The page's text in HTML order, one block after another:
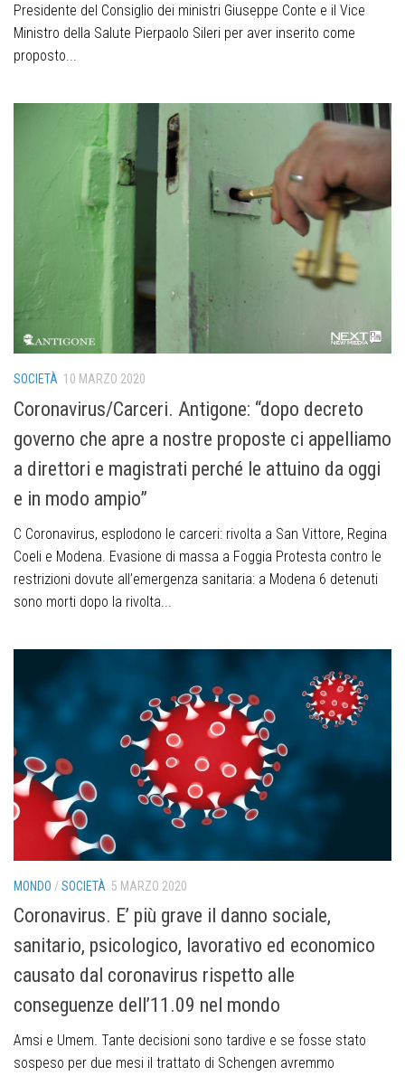
Presidente del Consiglio dei ministri Giuseppe Conte e il Vice
Ministro della Salute Pierpaolo Sileri per aver inserito come
proposto...
SOCIETÀ 10 MARZO 2020
Coronavirus/Carceri. Antigone: “dopo decreto
governo che apre a nostre proposte ci appelliamo
a direttori e magistrati perché le attuino da oggi
e in modo ampio”
C Coronavirus, esplodono le carceri: rivolta a San Vittore, Regina
Coeli e Modena. Evasione di massa a Foggia Protesta contro le
restrizioni dovute all’emergenza sanitaria: a Modena 6 detenuti
sono morti dopo la rivolta...
MONDO /SOCIETÀ 5 MARZO 2020
Coronavirus. E’ più grave il danno sociale,
sanitario, psicologico, lavorativo ed economico
causato dal coronavirus rispetto alle
conseguenze dell’11.09 nel mondo
Amsi e Umem. Tante decisioni sono tardive e se fosse stato
sospeso per due mesi il trattato di Schengen avremmo